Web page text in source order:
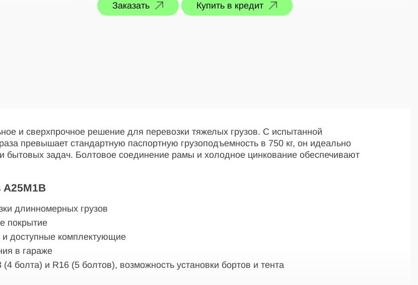
Заказать Купить в кредит
и сверхпрочное решение для перевозки тяжелых грузов. С испытанной
превышает стандартную паспортную грузоподъемность в 750 кг, он идеально
бытовых задач. Болтовое соединение рамы и холодное цинкование обеспечивают
длинномерных грузов
покрытие
доступные комплектующие
в гараже
болта) и R16 (5 болтов), возможность установки бортов и тента